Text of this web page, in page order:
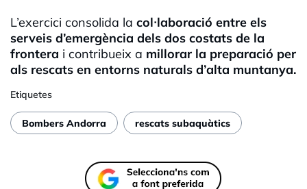
L’exercici consolida la col·laboració entre els
serveis d’emergència dels dos costats de la
frontera i contribueix a millorar la preparació per
als rescats en entorns naturals d’alta muntanya.
Etiquetes
Bombers Andorra rescats subaquàtics